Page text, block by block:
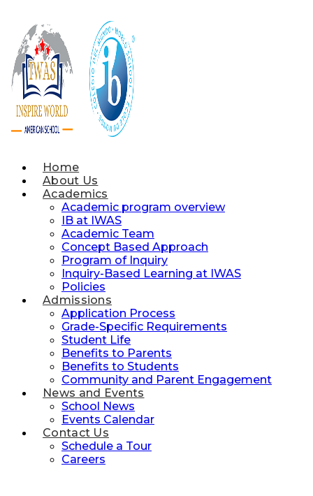
content
Home
About Us
Academics
Academic program overview
IB at IWAS
Academic Team
Concept Based Approach
Program of Inquiry
Inquiry-Based Learning at IWAS
Policies
Admissions
Application Process
Grade-Specific Requirements
Student Life
Benefits to Parents
Benefits to Students
Community and Parent Engagement
News and Events
School News
Events Calendar
Contact Us
Schedule a Tour
Careers